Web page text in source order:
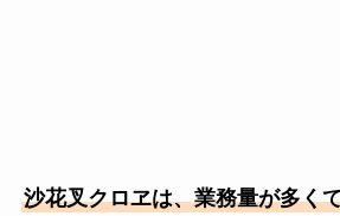
沙花叉クロヱは、業務量が多く